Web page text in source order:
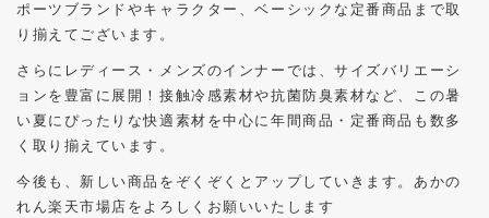
ポーツブランドやキャラクター、ベーシックな定番商品まで取
り揃えてございます。
さらにレディース・メンズのインナーでは、サイズバリエーシ
ョンを豊富に展開！接触冷感素材や抗菌防臭素材など、この暑
い夏にぴったりな快適素材を中心に年間商品・定番商品も数多
く取り揃えています。
今後も、新しい商品をぞくぞくとアップしていきます。あかの
れん楽天市場店をよろしくお願いいたします